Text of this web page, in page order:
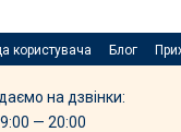
користувача Блог
на дзвінки:
— 20:00